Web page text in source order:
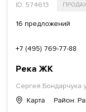
ID: 574613
16 предложений
+7 (495) 769-77-88
Река ЖК
Сергея Бондарчука
Карта
Район: